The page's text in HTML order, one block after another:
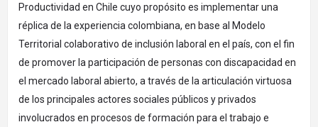
Productividad en Chile cuyo propósito es implementar una
réplica de la experiencia colombiana, en base al Modelo
Territorial colaborativo de inclusión laboral en el país, con el fin
de promover la participación de personas con discapacidad en
el mercado laboral abierto, a través de la articulación virtuosa
de los principales actores sociales públicos y privados
involucrados en procesos de formación para el trabajo e